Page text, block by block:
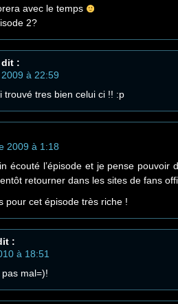
avec le temps
2?
dit :
à 22:59
trouvé tres bien celui ci !! :p
2009 à 1:18
écouté l’épisode et je pense
retourner dans les sites de fans
pour cet épisode très riche !
:
à 18:51
mal=)!